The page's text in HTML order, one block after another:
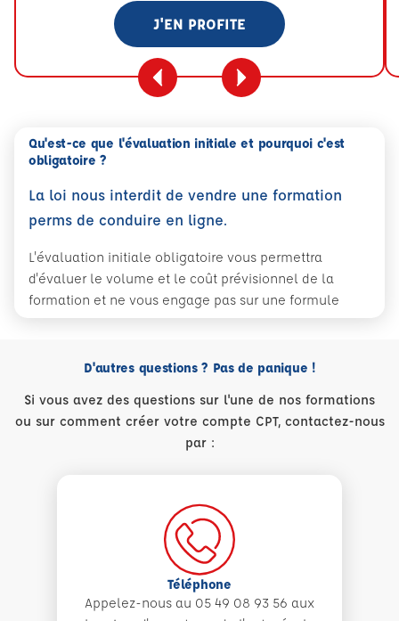
J'EN PROFITE
Qu'est-ce que l'évaluation initiale et pourquoi c'est
obligatoire ?
La loi nous interdit de vendre une formation
perms de conduire en ligne.
L'évaluation initiale obligatoire vous permettra
d'évaluer le volume et le coût prévisionnel de la
formation et ne vous engage pas sur une formule
D'autres questions ? Pas de panique !
Si vous avez des questions sur l'une de nos formations
ou sur comment créer votre compte CPT, contactez-nous
par :
Téléphone
Appelez-nous au 05 49 08 93 56 aux